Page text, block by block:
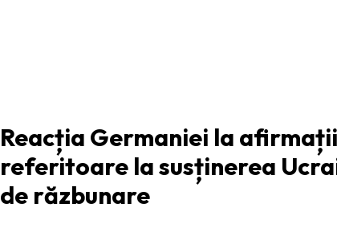
Reacția Germaniei la
referitoare la susținerea
de răzbunare